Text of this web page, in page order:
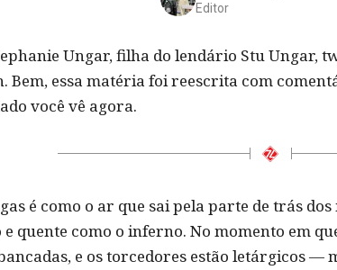
Editor
Ungar, filha do lendário Stu Ungar,
Bem, essa matéria foi reescrita com
você vê agora.
é como o ar que sai pela parte de trás
e quente como o inferno. No momento em
e os torcedores estão letárgicos —